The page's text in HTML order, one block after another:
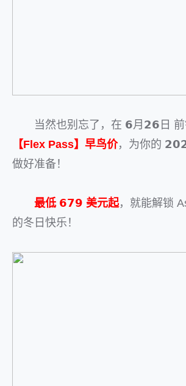
当然也别忘了，在 𝟲月𝟮𝟲日 前
【Flex Pass】早鸟价，为你的
做好准备！
最低 𝟲𝟳𝟵 美元起，就能解锁
的冬日快乐！